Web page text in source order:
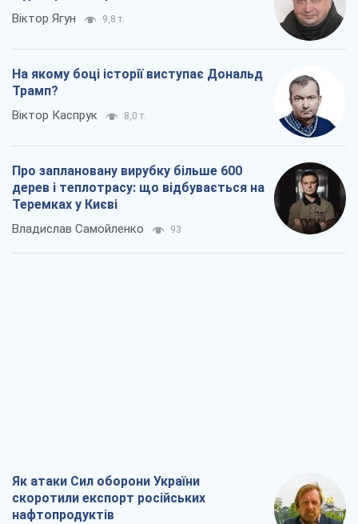
Віктор Ягун 9,8 т.
На якому боці історії виступає Дональд
Трамп?
Віктор Каспрук 8,0 т.
Про заплановану вирубку більше 600
дерев і теплотрасу: що відбувається на
Теремках у Києві
Владислав Самойленко 93
Як атаки Сил оборони України
скоротили експорт російських
нафтопродуктів